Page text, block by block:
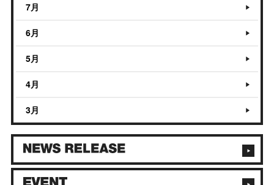
7月
6月
5月
4月
3月